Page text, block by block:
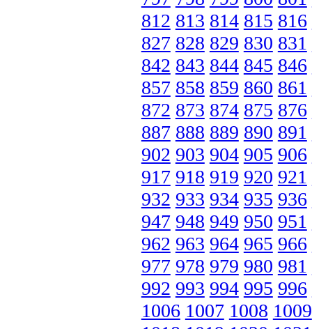
812 813 814 815 816
827 828 829 830 831
842 843 844 845 846
857 858 859 860 861
872 873 874 875 876
887 888 889 890 891
902 903 904 905 906
917 918 919 920 921
932 933 934 935 936
947 948 949 950 951
962 963 964 965 966
977 978 979 980 981
992 993 994 995 996
1006 1007 1008 1009